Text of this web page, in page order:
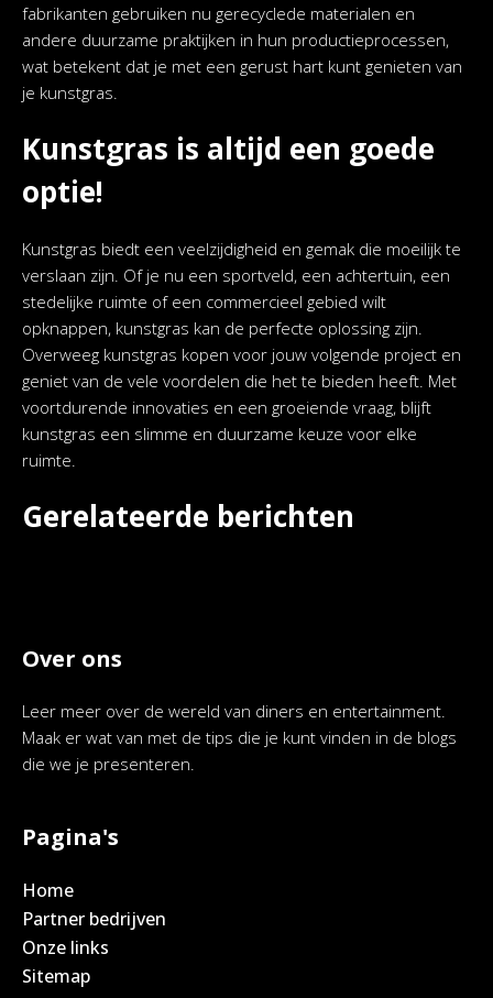
fabrikanten gebruiken nu gerecyclede materialen en
andere duurzame praktijken in hun productieprocessen,
wat betekent dat je met een gerust hart kunt genieten van
je kunstgras.
Kunstgras is altijd een goede
optie!
Kunstgras biedt een veelzijdigheid en gemak die moeilijk te
verslaan zijn. Of je nu een sportveld, een achtertuin, een
stedelijke ruimte of een commercieel gebied wilt
opknappen, kunstgras kan de perfecte oplossing zijn.
Overweeg kunstgras kopen voor jouw volgende project en
geniet van de vele voordelen die het te bieden heeft. Met
voortdurende innovaties en een groeiende vraag, blijft
kunstgras een slimme en duurzame keuze voor elke
ruimte.
Gerelateerde berichten
Over ons
Leer meer over de wereld van diners en entertainment.
Maak er wat van met de tips die je kunt vinden in de blogs
die we je presenteren.
Pagina's
Home
Partner bedrijven
Onze links
Sitemap